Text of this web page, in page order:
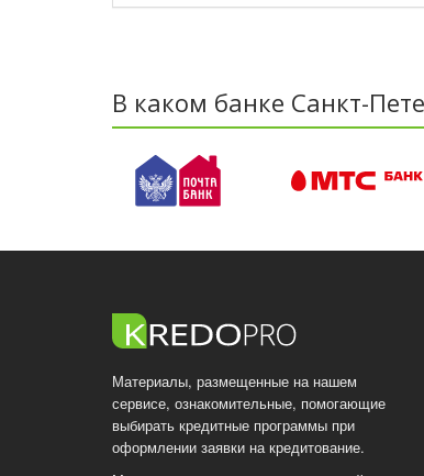
В каком банке Санкт-
Материалы, размещенные на нашем
сервисе, ознакомительные, помогающие
выбирать кредитные программы при
оформлении заявки на кредитование.